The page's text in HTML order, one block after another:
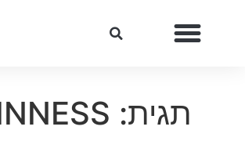
תגית: GUINNESS